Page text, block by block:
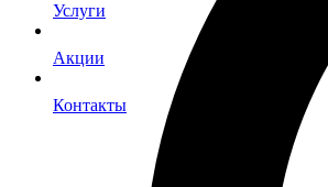
Услуги
Акции
Контакты